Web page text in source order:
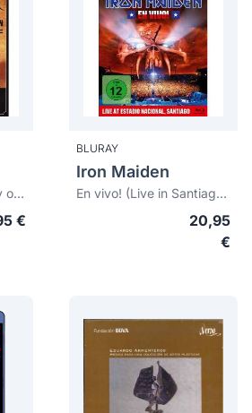
Talihina sky: The story of Kings of Leon
€
BLURAY
Iron Maiden
En vivo! (Live in Santiago de Chile)
20,95
€